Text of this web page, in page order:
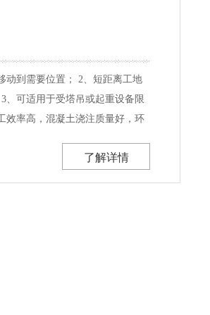
动到需要位置； 2、短距离工地
、可适用于受塔吊或起重设备限
效率高，混凝土浇注质量好，环
进行工地内转场工作。 产品参
了解详情